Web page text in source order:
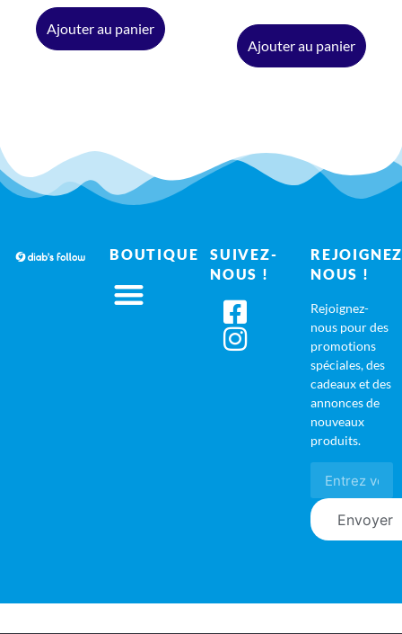
Ajouter au panier
Ajouter au panier
BOUTIQUE
SUIVEZ-
NOUS !
NOUS !
Rejoignez-
nous pour des
promotions
spéciales, des
cadeaux et des
annonces de
nouveaux
produits.
Envoyer